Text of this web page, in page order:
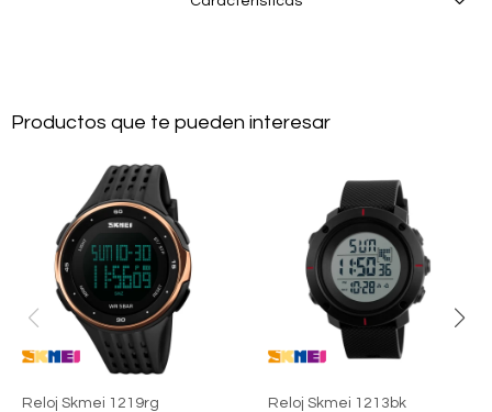
Productos que te pueden interesar
Reloj Skmei 1219rg
Reloj Skmei 1213bk